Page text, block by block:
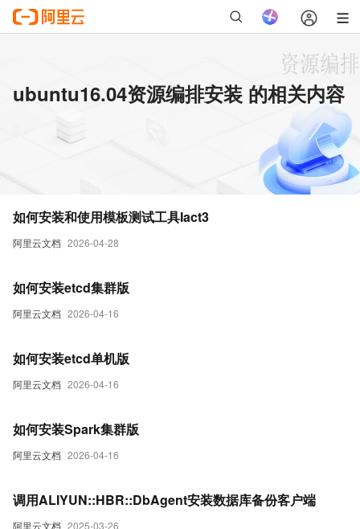
ubuntu16.04资源编排安装 的相关内容
阿里云文档 2026-04-28
如何安装和使用模板测试工具Iact3
阿里云文档 2026-04-16
如何安装etcd集群版
阿里云文档 2026-04-16
如何安装etcd单机版
阿里云文档 2026-04-16
如何安装Spark集群版
阿里云文档 2025-03-26
调用ALIYUN::HBR::DbAgent安装数据库备份客户端